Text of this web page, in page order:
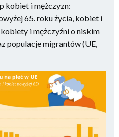
kobiet i mężczyzn:
65. roku życia, kobiet i
i mężczyźni o niskim
populacje migrantów (UE,